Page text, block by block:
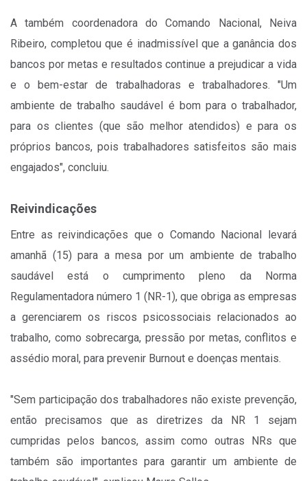
A também coordenadora do Comando Nacional, Neiva
Ribeiro, completou que é inadmissível que a ganância dos
bancos por metas e resultados continue a prejudicar a vida
e o bem-estar de trabalhadoras e trabalhadores. "Um
ambiente de trabalho saudável é bom para o trabalhador,
para os clientes (que são melhor atendidos) e para os
próprios bancos, pois trabalhadores satisfeitos são mais
engajados", concluiu.
Reivindicações
Entre as reivindicações que o Comando Nacional levará
amanhã (15) para a mesa por um ambiente de trabalho
saudável está o cumprimento pleno da Norma
Regulamentadora número 1 (NR-1), que obriga as empresas
a gerenciarem os riscos psicossociais relacionados ao
trabalho, como sobrecarga, pressão por metas, conflitos e
assédio moral, para prevenir Burnout e doenças mentais.
"Sem participação dos trabalhadores não existe prevenção,
então precisamos que as diretrizes da NR 1 sejam
cumpridas pelos bancos, assim como outras NRs que
também são importantes para garantir um ambiente de